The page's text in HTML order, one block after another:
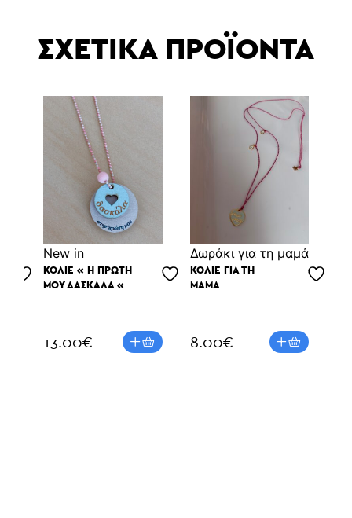
ΣΧΕΤΙΚΑ ΠΡΟΪΟΝΤΑ
Νew in
ΚΟΛΙΕ « Η ΠΡΩΤΗ
ΜΟΥ ΔΑΣΚΑΛΑ «
13.00€
Δωράκι για τη μαμά
ΚΟΛΙΈ ΓΙΑ ΤΗ
ΜΑΜΆ
8.00€